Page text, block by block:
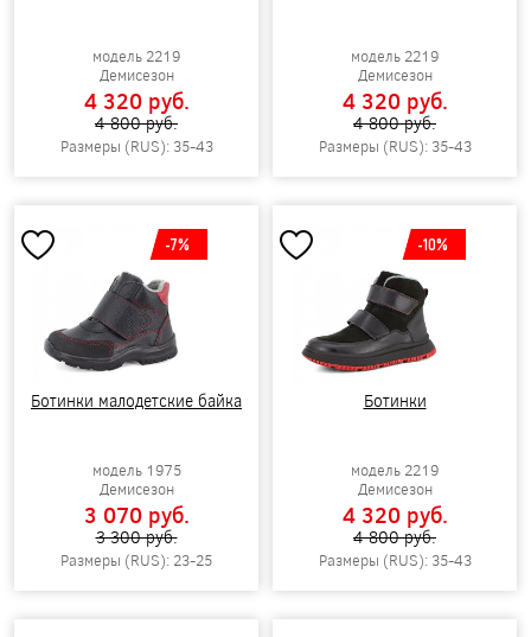
модель 2219
Демисезон
4 320 pуб.
4 800 pуб.
Размеры (RUS): 35-43
модель 2219
Демисезон
4 320 pуб.
4 800 pуб.
Размеры (RUS): 35-43
-7%
Ботинки малодетские байка
модель 1975
Демисезон
3 070 pуб.
3 300 pуб.
Размеры (RUS): 23-25
-10%
Ботинки
модель 2219
Демисезон
4 320 pуб.
4 800 pуб.
Размеры (RUS): 35-43